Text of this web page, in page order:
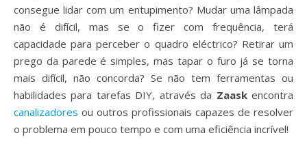
consegue lidar com um entupimento? Mudar uma lâmpada
não é difícil, mas se o fizer com frequência, terá
capacidade para perceber o quadro eléctrico? Retirar um
prego da parede é simples, mas tapar o furo já se torna
mais difícil, não concorda? Se não tem ferramentas ou
habilidades para tarefas DIY, através da Zaaskencontra
canalizadores ou outros profissionais capazes de resolver
o problema em pouco tempo e com uma eficiência incrível!